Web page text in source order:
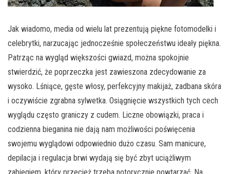
Jak wiadomo, media od wielu lat prezentują piękne fotomodelki i
celebrytki, narzucając jednocześnie społeczeństwu ideały piękna.
Patrząc na wygląd większości gwiazd, można spokojnie
stwierdzić, że poprzeczka jest zawieszona zdecydowanie za
wysoko. Lśniące, gęste włosy, perfekcyjny makijaż, zadbana skóra
i oczywiście zgrabna sylwetka. Osiągnięcie wszystkich tych cech
wyglądu często graniczy z cudem. Liczne obowiązki, praca i
codzienna bieganina nie dają nam możliwości poświęcenia
swojemu wyglądowi odpowiednio dużo czasu. Sam manicure,
depilacja i regulacja brwi wydają się być zbyt uciążliwym